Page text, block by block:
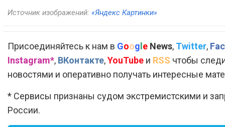
Источник изображений: «Яндекс Картинки»
Присоединяйтесь к нам в Goog e News, Twitter,
Instagram*, ВКонтакте,YouTube и RSS чтобы
новостями и оперативно получать интересные
* Сервисы признаны судом экстремистскими и
России.